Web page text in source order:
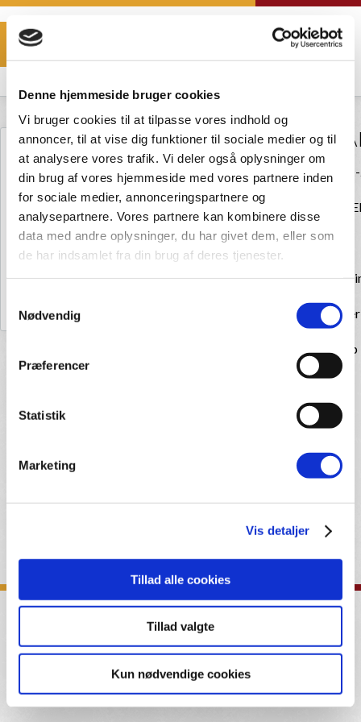
Denne hjemmeside bruger cookies
Vi bruger cookies til at tilpasse vores indhold og
annoncer, til at vise dig funktioner til sociale medier og til
at analysere vores trafik. Vi deler også oplysninger om
din brug af vores hjemmeside med vores partnere inden
for sociale medier, annonceringspartnere og
analysepartnere. Vores partnere kan kombinere disse
data med andre oplysninger, du har givet dem, eller som
de har indsamlet fra din brug af deres tjenester.
Nødvendig
Præferencer
Statistik
Marketing
Vis detaljer
Tillad alle cookies
Tillad valgte
Kun nødvendige cookies
DIG OG MIG OGQVIK
HVEM ERDU
DIG OG DEANDRE
FORSIDE
OM HOLDNING & HANDLING
UNDERVISNINGSMATERIALER
KURSUSOVERSIGT
KURSER - 4 TYPER
KONTAKT
FYN 29.
Skrevt af: Voss den 04-
Foreningskursus
4 timers foreningskursus
- social -og emotionel
- Træner / instruktør roller
- Inkluderende fællesskab